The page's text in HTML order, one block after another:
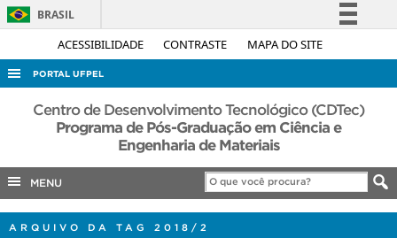
ACESSIBILIDADE CONTRASTE MAPA DO SITE
BRASIL
Simplifique!
Acesso à informação
Legislação
Canais
PORTAL UFPEL
ACESSO À INFORMAÇÃO
AUDITORIA
EDITAIS
Centro de Desenvolvimento Tecnológico (CDTec)
Programa de Pós-Graduação em Ciência e
Engenharia de Materiais
MENU
ARQUIVO DA TAG 2018/2